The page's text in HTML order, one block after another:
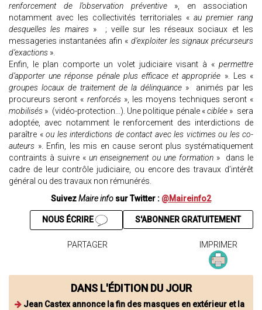
renforcement de l’observation préventive», en association
notamment avec les collectivités territoriales «au premier rang
desquelles les maires » ; veille sur les réseaux sociaux et les
messageries instantanées afin « d’exploiter les signaux précurseurs
d’exactions ».
Enfin, le plan comporte un volet judiciaire visant à « permettre
d’apporter une réponse pénale plus efficace et appropriée ». Les «
groupes locaux de traitement de la délinquance » animés par les
procureurs seront « renforcés », les moyens techniques seront «
mobilisés » (vidéo-protection…). Une politique pénale «ciblée » sera
adoptée, avec notamment le renforcement des interdictions de
paraître «ou les interdictions de contact avec les victimes ou les co-
auteurs ». Enfin, les mis en cause seront plus systématiquement
contraints à suivre «un enseignement ou une formation » dans le
cadre de leur contrôle judiciaire, ou encore des travaux d’intérêt
général ou des travaux non rémunérés.
SuivezMaire info sur Twitter : @Maireinfo2
S'ABONNER GRATUITEMENT
NOUS ÉCRIRE
PARTAGER IMPRIMER
DANS L'ÉDITION DU JOUR
Jean Castex annonce la fin des masques en extérieur et la